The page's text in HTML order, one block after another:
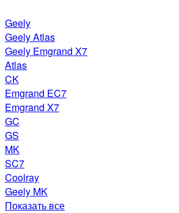
Geely
Geely Atlas
Geely Emgrand X7
Atlas
CK
Emgrand EC7
Emgrand X7
GC
GS
MK
SC7
Coolray
Geely MK
Показать все